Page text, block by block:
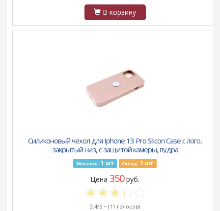
В корзину
Силиконовый чехол для Iphone 13 Pro Silicon Case с лого,
закрытый низ, с защитой камеры, пудра
Магазин: 1 шт Склад: 1 шт
Цена 350руб.
3.4/5 ~ (11 голосов)